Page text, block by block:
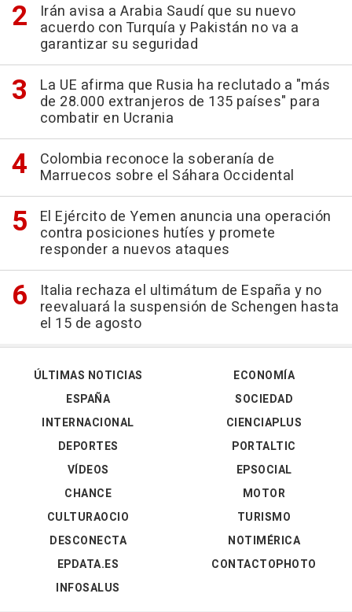
Irán avisa a Arabia Saudí que su nuevo
acuerdo con Turquía y Pakistán no va a
garantizar su seguridad
La UE afirma que Rusia ha reclutado a "más
de 28.000 extranjeros de 135 países" para
combatir en Ucrania
Colombia reconoce la soberanía de
Marruecos sobre el Sáhara Occidental
El Ejército de Yemen anuncia una operación
contra posiciones hutíes y promete
responder a nuevos ataques
Italia rechaza el ultimátum de España y no
reevaluará la suspensión de Schengen hasta
el 15 de agosto
ÚLTIMAS NOTICIAS
ESPAÑA
INTERNACIONAL
DEPORTES
VÍDEOS
ECONOMÍA
SOCIEDAD
CIENCIAPLUS
PORTALTIC
EPSOCIAL
CHANCE
CULTURAOCIO
DESCONECTA
EPDATA.ES
INFOSALUS
MOTOR
TURISMO
NOTIMÉRICA
CONTACTOPHOTO